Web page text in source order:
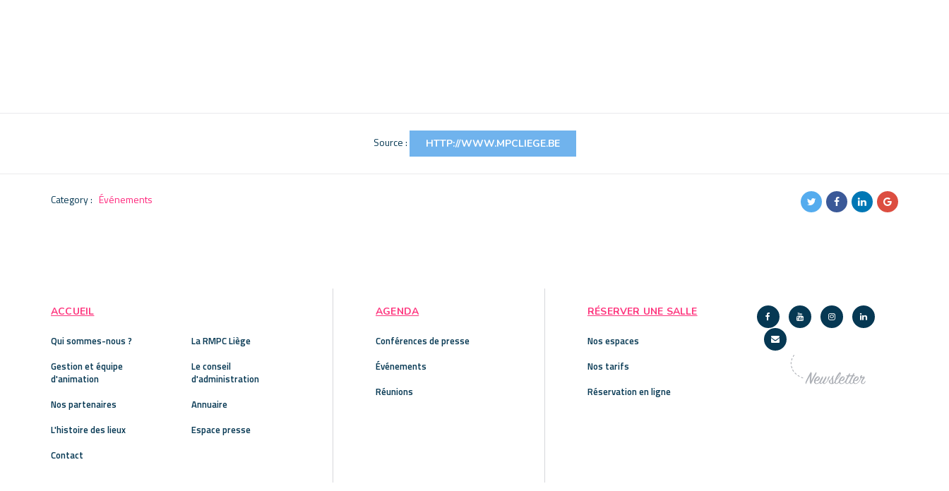
Source : HTTP://WWW.MPCLIEGE.BE
Category : Événements
ACCUEIL
Qui sommes-nous ?
La RMPC Liège
Gestion et équipe
d'animation
Le conseil
d'administration
Nos partenaires
Annuaire
L'histoire des lieux
Espace presse
Contact
AGENDA
Conférences de presse
Événements
Réunions
RÉSERVER UNE SALLE
Nos espaces
Nos tarifs
Réservation en ligne